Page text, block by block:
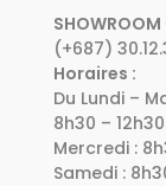
SHOWROOM
(+687)
Horaires :
Du Lundi –
8h30 –
Mercredi :
Samedi :